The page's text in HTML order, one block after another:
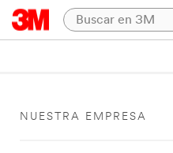
NUESTRA EMPRESA